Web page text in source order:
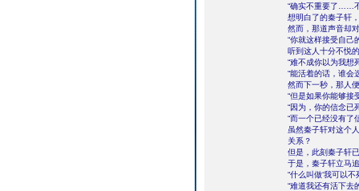
“确实不重要了……
想明白了的秦子轩
然而，那道声音却
“你就这样接受自己
听到这人十分不悦
“难不成你以为我想
“能活着的话，谁会
然而下一秒，那人
“但是如果你能够接
“因为，你的信念已
“而一个已经没有了
虽然秦子轩对这个
关系？
但是，此刻秦子轩
于是，秦子轩立马
“什么叫做‘我可以不
“难道我还有活下去